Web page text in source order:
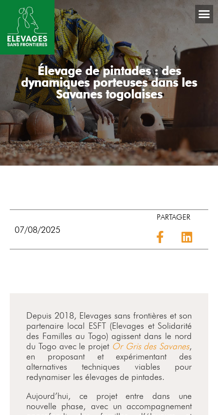
Élevage de pintades : des
dynamiques porteuses dans les
Savanes togolaises
07/08/2025
PARTAGER
Depuis 2018, Elevages sans frontières et son
partenaire local ESFT (Elevages et Solidarité
des Familles au Togo) agissent dans le nord
du Togo avec le projet Or Gris des Savanes,
en proposant et expérimentant des
alternatives techniques viables pour
redynamiser les élevages de pintades.
Aujourd’hui, ce projet entre dans une
nouvelle phase, avec un accompagnement